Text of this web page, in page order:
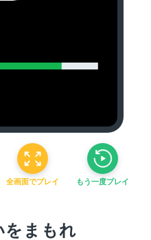
全画面でプレイ もう一度プレイ
をまもれ